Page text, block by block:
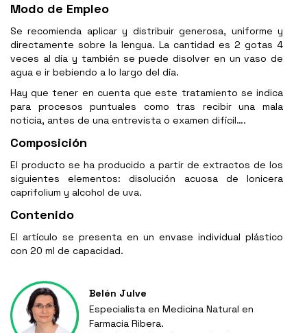
Modo de Empleo
Se recomienda aplicar y distribuir generosa, uniforme y
directamente sobre la lengua. La cantidad es 2 gotas 4
veces al día y también se puede disolver en un vaso de
agua e ir bebiendo a lo largo del día.
Hay que tener en cuenta que este tratamiento se indica
para procesos puntuales como tras recibir una mala
noticia, antes de una entrevista o examen difícil….
Composición
El producto se ha producido a partir de extractos de los
siguientes elementos: disolución acuosa de lonicera
caprifolium y alcohol de uva.
Contenido
El artículo se presenta en un envase individual plástico
con 20 ml de capacidad.
Belén Julve
Especialista en Medicina Natural en
Farmacia Ribera.